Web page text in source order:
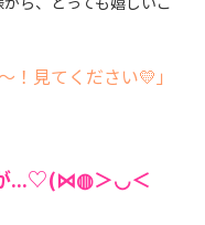
！見てください💛」
が...♡(⋈◍＞◡＜